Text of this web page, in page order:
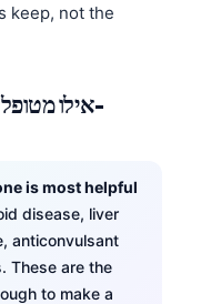
keep, not the
אילו
is most helpful
disease, liver
anticonvulsant
These are the
to make a